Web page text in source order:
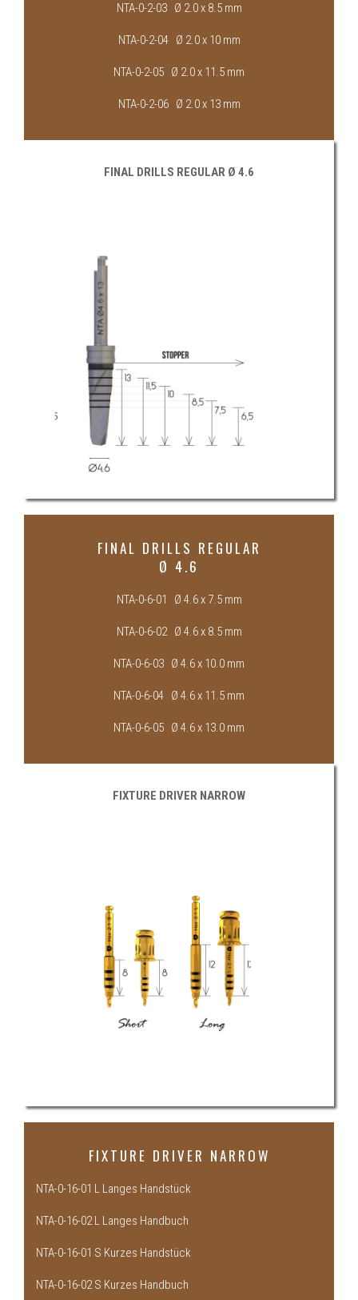
NTA-0-2-03 Ø 2.0 x 8.5 mm
NTA-0-2-04 Ø 2.0 x 10 mm
NTA-0-2-05 Ø 2.0 x 11.5 mm
NTA-0-2-06 Ø 2.0 x 13 mm
FINAL DRILLS REGULAR Ø 4.6
FINAL DRILLS REGULAR
Ø 4.6
NTA-0-6-01 Ø 4.6 x 7.5 mm
NTA-0-6-02 Ø 4.6 x 8.5 mm
NTA-0-6-03 Ø 4.6 x 10.0 mm
NTA-0-6-04 Ø 4.6 x 11.5 mm
NTA-0-6-05 Ø 4.6 x 13.0 mm
FIXTURE DRIVER NARROW
FIXTURE DRIVER NARROW
NTA-0-16-01 L Langes Handstück
NTA-0-16-02 L Langes Handbuch
NTA-0-16-01 S Kurzes Handstück
NTA-0-16-02 S Kurzes Handbuch